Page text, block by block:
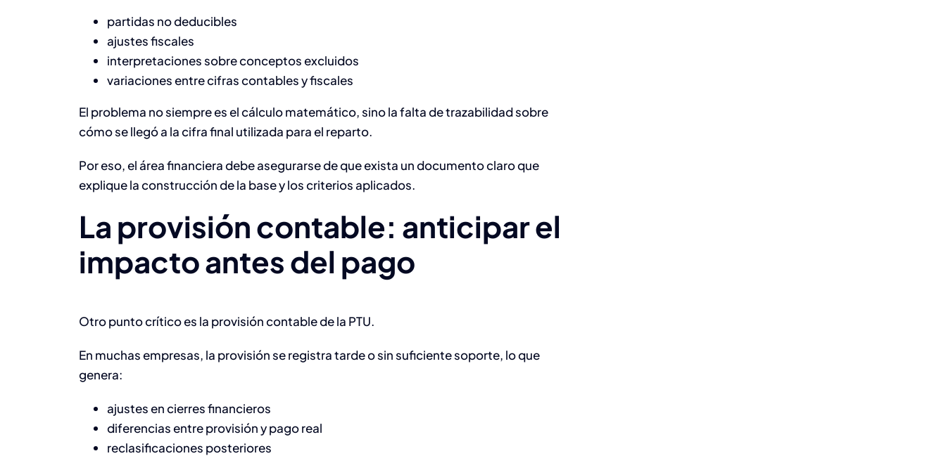
partidas no deducibles
ajustes fiscales
interpretaciones sobre conceptos excluidos
variaciones entre cifras contables y fiscales
El problema no siempre es el cálculo matemático, sino la falta de trazabilidad sobre
cómo se llegó a la cifra final utilizada para el reparto.
Por eso, el área financiera debe asegurarse de que exista un documento claro que
explique la construcción de la base y los criterios aplicados.
La provisión contable: anticipar el
impacto antes del pago
Otro punto crítico es la provisión contable de la PTU.
En muchas empresas, la provisión se registra tarde o sin suficiente soporte, lo que
genera:
ajustes en cierres financieros
diferencias entre provisión y pago real
reclasificaciones posteriores